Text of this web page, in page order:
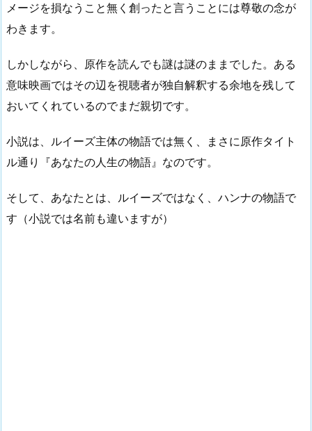
メージを損なうこと無く創ったと言うことには尊敬の念が
わきます。
しかしながら、原作を読んでも謎は謎のままでした。ある
意味映画ではその辺を視聴者が独自解釈する余地を残して
おいてくれているのでまだ親切です。
小説は、ルイーズ主体の物語では無く、まさに原作タイト
ル通り『あなたの人生の物語』なのです。
そして、あなたとは、ルイーズではなく、ハンナの物語で
す（小説では名前も違いますが）